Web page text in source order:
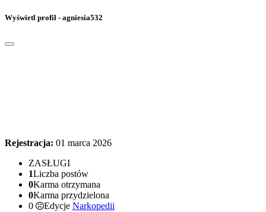
Wyświetl profil - agniesia532
Rejestracja: 01 marca 2026
ZASŁUGI
1Liczba postów
0Karma otrzymana
0Karma przydzielona
0
Edycje Narkopedii